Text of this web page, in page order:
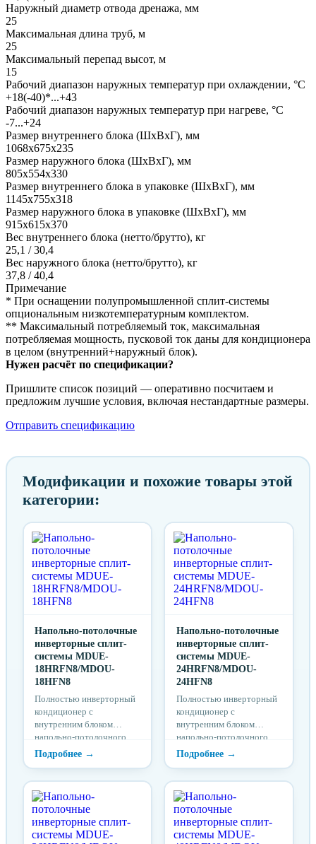
Наружный диаметр отвода дренажа, мм
25
Максимальная длина труб, м
25
Максимальный перепад высот, м
15
Рабочий диапазон наружных температур при охлаждении, °C
+18(-40)*...+43
Рабочий диапазон наружных температур при нагреве, °C
-7...+24
Размер внутреннего блока (ШxВxГ), мм
1068x675x235
Размер наружного блока (ШxВxГ), мм
805x554x330
Размер внутреннего блока в упаковке (ШxВxГ), мм
1145x755x318
Размер наружного блока в упаковке (ШxВxГ), мм
915x615x370
Вес внутреннего блока (нетто/брутто), кг
25,1 / 30,4
Вес наружного блока (нетто/брутто), кг
37,8 / 40,4
Примечание
* При оснащении полупромышленной сплит-системы
опциональным низкотемпературным комплектом.
** Максимальный потребляемый ток, максимальная
потребляемая мощность, пусковой ток даны для кондиционера
в целом (внутренний+наружный блок).
Нужен расчёт по спецификации?
Пришлите список позиций — оперативно посчитаем и
предложим лучшие условия, включая нестандартные размеры.
Отправить спецификацию
Модификации и похожие товары этой
категории:
Напольно-потолочные
инверторные сплит-
системы MDUE-
18HRFN8/MDOU-
18HFN8
Полностью инверторный
кондиционер с
внутренним блоком
напольно-потолочного
типа серии MDUE 3D DC-
Inverter представляет
воздуха с дистанционным
управлением для создания
в помещении комфортных
климатических условий.
Напольно-потолочные
инверторные сплит-
системы MDUE-
24HRFN8/MDOU-
24HFN8
Полностью инверторный
кондиционер с
внутренним блоком
напольно-потолочного
типа серии MDUE 3D DC-
Inverter представляет
воздуха с дистанционным
управлением для создания
в помещении комфортных
климатических условий.